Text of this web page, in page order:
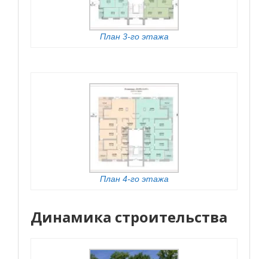
План 3-го этажа
План 4-го этажа
Динамика строительства